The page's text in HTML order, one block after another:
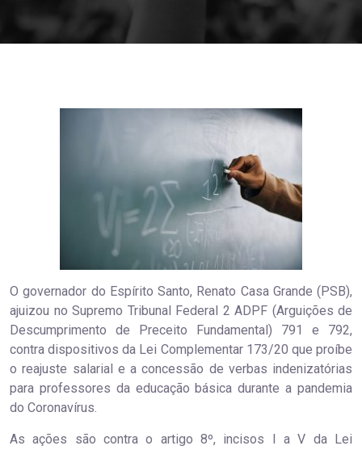
O governador do Espírito Santo, Renato Casa Grande (PSB),
ajuizou no Supremo Tribunal Federal 2 ADPF (Arguições de
Descumprimento de Preceito Fundamental) 791 e 792,
contra dispositivos da Lei Complementar 173/20 que proíbe
o reajuste salarial e a concessão de verbas indenizatórias
para professores da educação básica durante a pandemia
do Coronavírus.
As ações são contra o artigo 8º, incisos I a V da Lei